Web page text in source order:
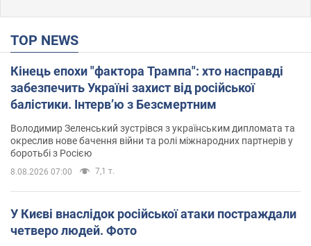
TOP NEWS
Кінець епохи "фактора Трампа": хто насправді
забезпечить Україні захист від російської
балістики. Інтерв’ю з Безсмертним
Володимир Зеленський зустрівся з українським дипломата та
окреслив нове бачення війни та ролі міжнародних партнерів у
боротьбі з Росією
8.08.2026 07:00 7,1 т.
У Києві внаслідок російської атаки постраждали
четверо людей. Фото